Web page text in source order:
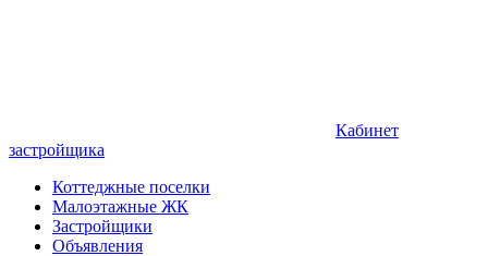
Кабинет
застройщика
Коттеджные поселки
Малоэтажные ЖК
Застройщики
Объявления